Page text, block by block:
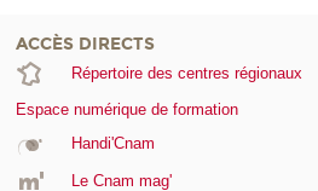
ACCÈS DIRECTS
Répertoire des centres régionaux
Espace numérique de formation
Handi'Cnam
Le Cnam mag'